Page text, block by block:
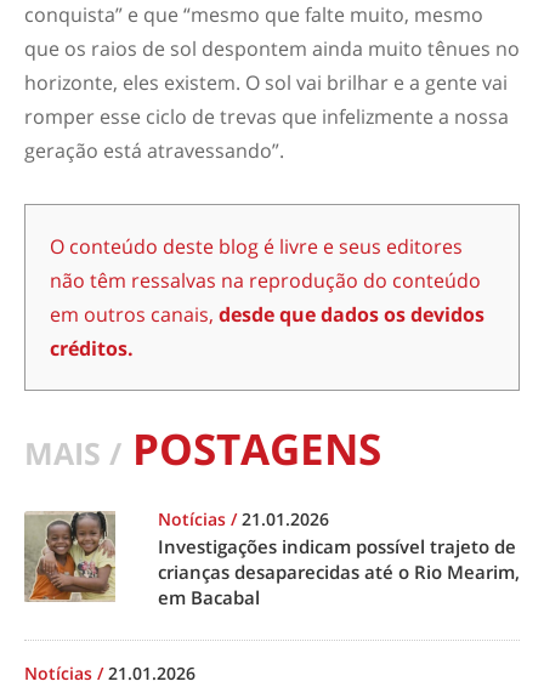
conquista” e que “mesmo que falte muito, mesmo
que os raios de sol despontem ainda muito tênues no
horizonte, eles existem. O sol vai brilhar e a gente vai
romper esse ciclo de trevas que infelizmente a nossa
geração está atravessando”.
O conteúdo deste blog é livre e seus editores
não têm ressalvas na reprodução do conteúdo
em outros canais, desde que dados os devidos
créditos.
MAIS / POSTAGENS
Notícias /21.01.2026
Investigações indicam possível trajeto de
crianças desaparecidas até o Rio Mearim,
em Bacabal
Notícias /21.01.2026